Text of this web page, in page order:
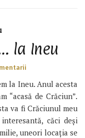
la Ineu
la Ineu. Anul acesta
“acasă de Crăciun”.
va fi Crăciunul meu
căci deși
uneori locația se